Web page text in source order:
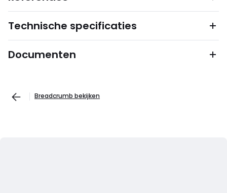
Technische specificaties
Documenten
Breadcrumb bekijken